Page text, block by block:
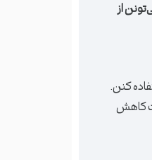
از
کنن.
کاهش